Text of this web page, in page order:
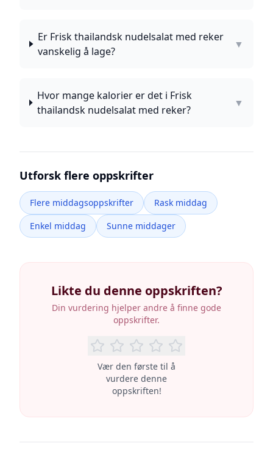
Er Frisk thailandsk nudelsalat med reker
vanskelig å lage?
▼
Hvor mange kalorier er det i Frisk
thailandsk nudelsalat med reker?
▼
Utforsk flere oppskrifter
Flere middagsoppskrifter
Rask middag
Enkel middag
Sunne middager
Likte du denne oppskriften?
Din vurdering hjelper andre å finne gode
oppskrifter.
Vær den første til å
vurdere denne
oppskriften!